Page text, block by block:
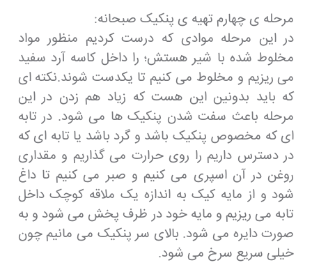
مرحله ی چهارم تهیه ی پنکیک صبحانه:
در این مرحله موادی که درست کردیم منظور مواد
مخلوط شده با شیر هستش؛ را داخل کاسه آرد سفید
می ریزیم و مخلوط می کنیم تا یکدست شوند.نکته ای
که باید بدونین این هست که زیاد هم زدن در این
مرحله باعث سفت شدن پنکیک ها می شود. در تابه
ای که مخصوص پنکیک باشد و گرد باشد یا تابه ای که
در دسترس داریم را روی حرارت می گذاریم و مقداری
روغن در آن اسپری می کنیم و صبر می کنیم تا داغ
شود و از مایه کیک به اندازه یک ملاقه کوچک داخل
تابه می ریزیم و مایه خود در ظرف پخش می شود و به
صورت دایره می شود. بالای سر پنکیک می مانیم چون
خیلی سریع سرخ می شود.